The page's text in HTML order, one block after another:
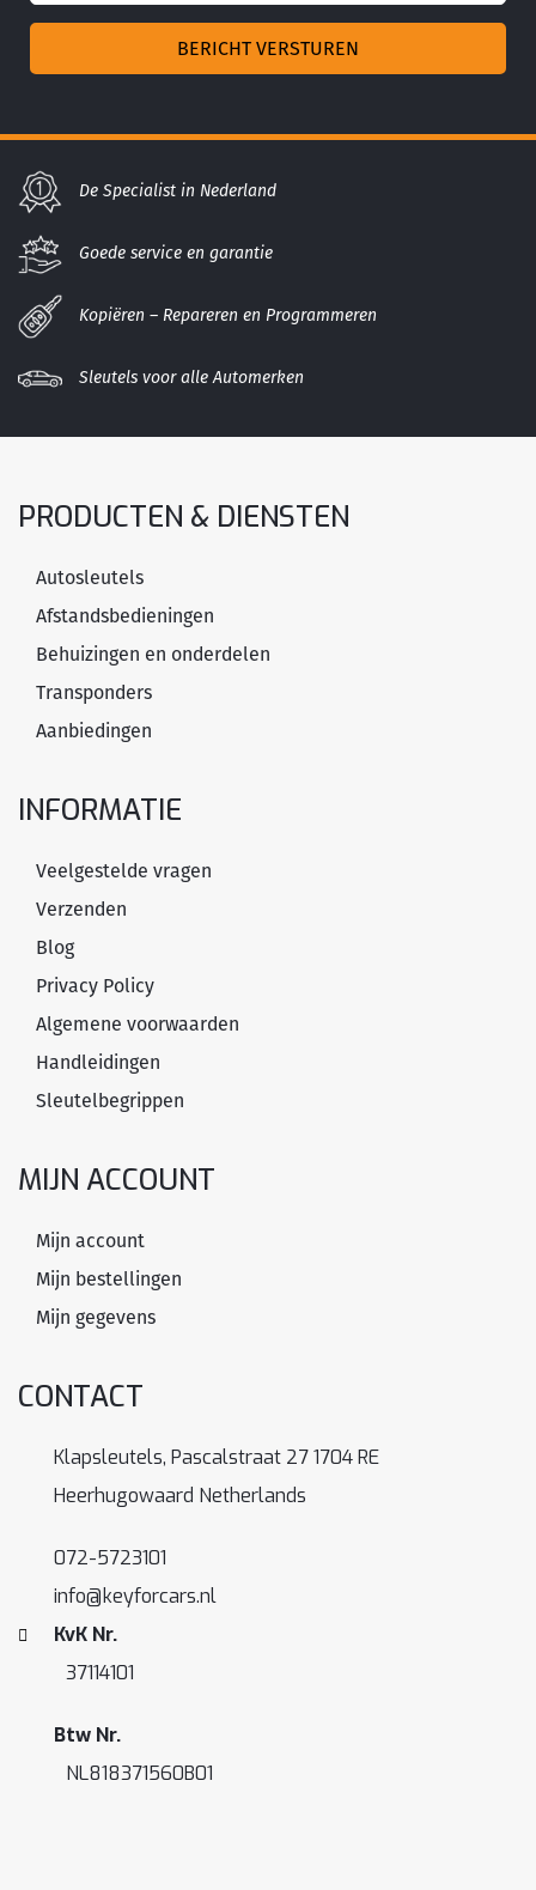
De Specialist in Nederland
Goede service en garantie
Kopiëren – Repareren en Programmeren
Sleutels voor alle Automerken
PRODUCTEN & DIENSTEN
Autosleutels
Afstandsbedieningen
Behuizingen en onderdelen
Transponders
Aanbiedingen
INFORMATIE
Veelgestelde vragen
Verzenden
Blog
Privacy Policy
Algemene voorwaarden
Handleidingen
Sleutelbegrippen
MIJN ACCOUNT
Mijn account
Mijn bestellingen
Mijn gegevens
CONTACT
Klapsleutels, Pascalstraat 27 1704 RE
Heerhugowaard Netherlands
072-5723101
info@keyforcars.nl
KvK Nr.
37114101
Btw Nr.
NL818371560B01